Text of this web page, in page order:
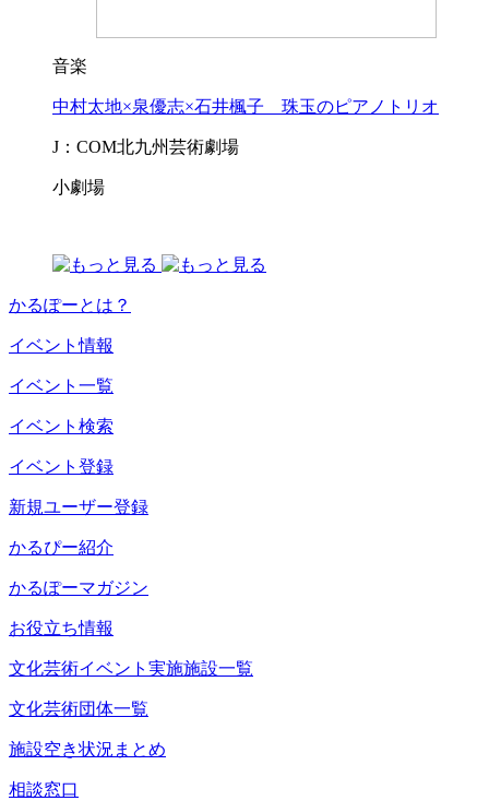
音楽
中村太地×泉優志×石井楓子 珠玉のピアノトリオ
J：COM北九州芸術劇場
小劇場
かるぽーとは？
イベント情報
イベント一覧
イベント検索
イベント登録
新規ユーザー登録
かるぴー紹介
かるぽーマガジン
お役立ち情報
文化芸術イベント実施施設一覧
文化芸術団体一覧
施設空き状況まとめ
相談窓口